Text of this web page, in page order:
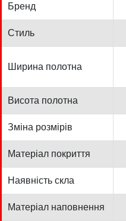
Бренд
Стиль
Ширина полотна
Висота полотна
Зміна розмірів
Матеріал покриття
Наявність скла
Матеріал наповнення